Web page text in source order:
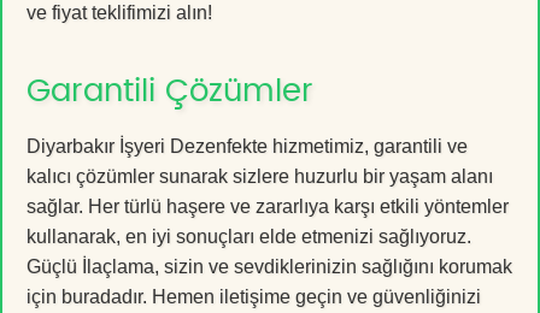
ve fiyat teklifimizi alın!
Garantili Çözümler
Diyarbakır İşyeri Dezenfekte hizmetimiz, garantili ve
kalıcı çözümler sunarak sizlere huzurlu bir yaşam alanı
sağlar. Her türlü haşere ve zararlıya karşı etkili yöntemler
kullanarak, en iyi sonuçları elde etmenizi sağlıyoruz.
Güçlü İlaçlama, sizin ve sevdiklerinizin sağlığını korumak
için buradadır. Hemen iletişime geçin ve güvenliğinizi